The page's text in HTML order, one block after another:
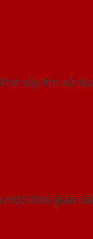
vậy khi sử
một thời gian